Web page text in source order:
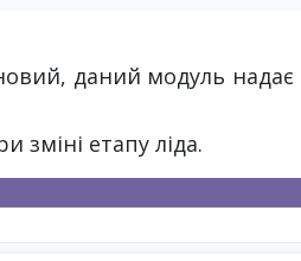
даний модуль
зміні етапу ліда.